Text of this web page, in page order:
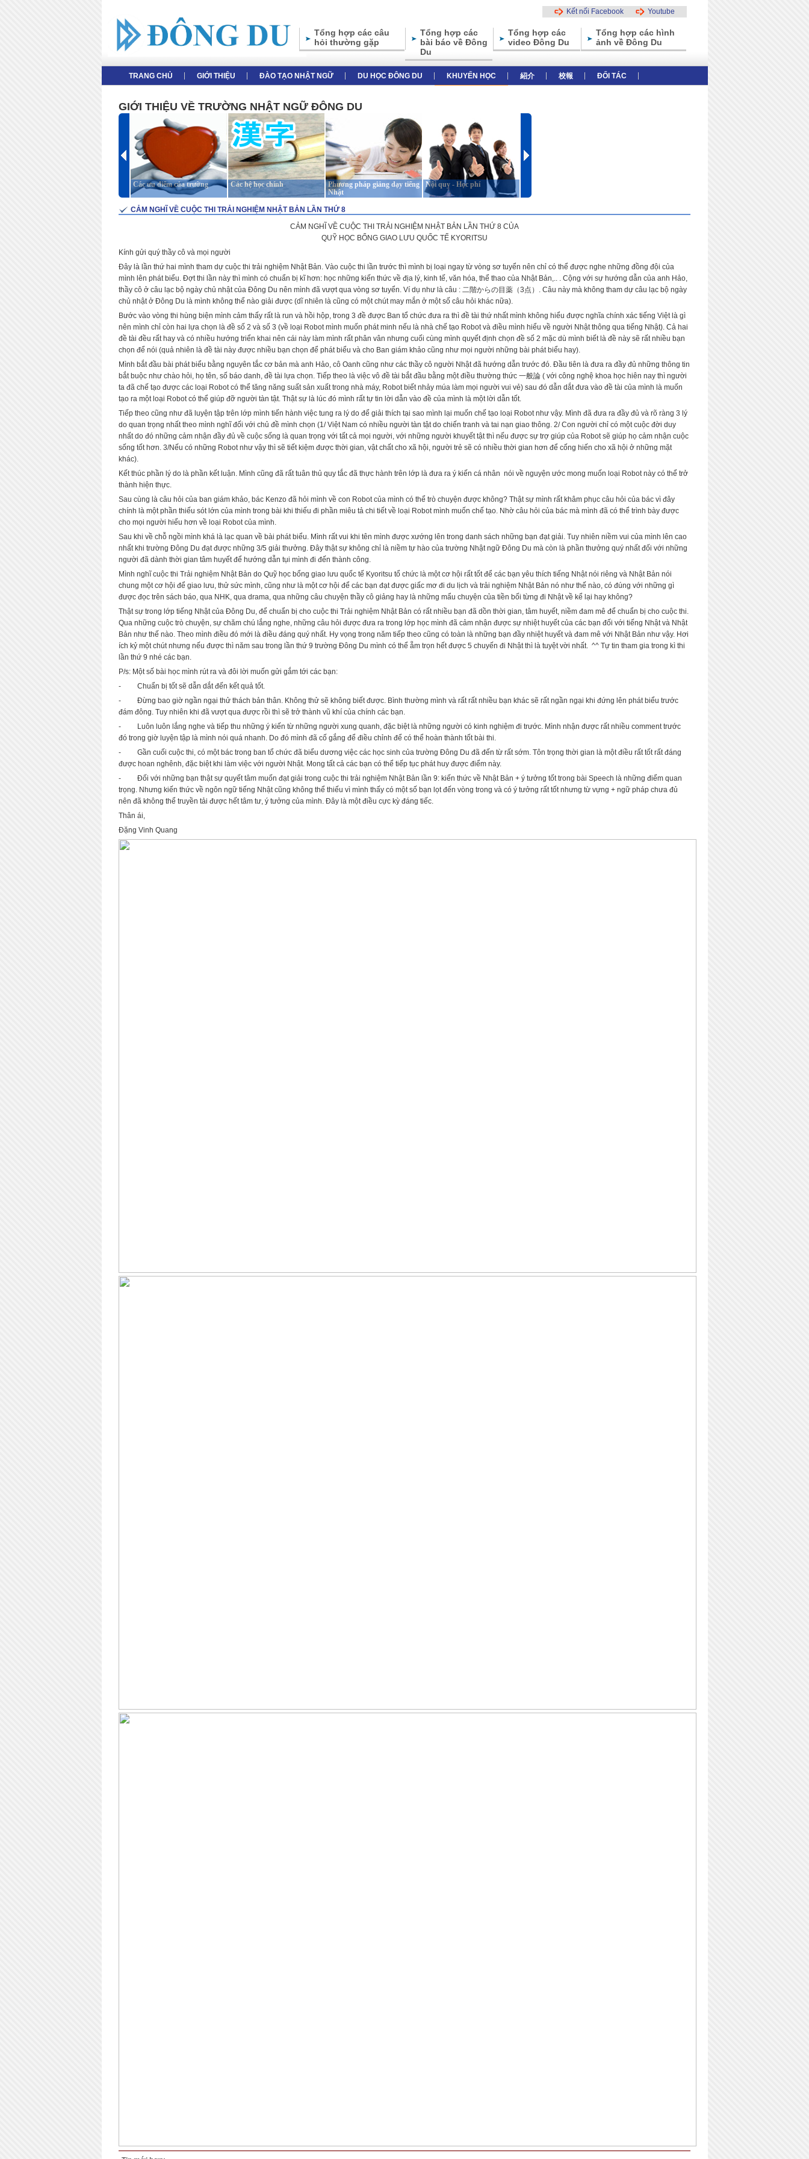
Kết nối Facebook Youtube
Tổng hợp các câu
hỏi thường gặp
Tổng hợp các
bài báo về Đông
Du
Tổng hợp các
video Đông Du
Tổng hợp các hình
ảnh về Đông Du
TRANG CHỦ GIỚI THIỆU ĐÀO TẠO NHẬT NGỮ DU HỌC ĐÔNG DU KHUYẾN HỌC 紹介 校報 ĐỐI TÁC
GIỚI THIỆU VỀ TRƯỜNG NHẬT NGỮ ĐÔNG DU
Các ưu điểm của trường Các hệ học chính
Phương pháp giảng dạy tiếng
Nhật
Nội quy - Học phí
CẢM NGHĨ VỀ CUỘC THI TRẢI NGHIỆM NHẬT BẢN LẦN THỨ 8
CẢM NGHĨ VỀ CUỘC THI TRẢI NGHIỆM NHẬT BẢN LẦN THỨ 8 CỦA
QUỸ HỌC BỔNG GIAO LƯU QUỐC TẾ KYORITSU
Kính gửi quý thầy cô và mọi người
Đây là lần thứ hai mình tham dự cuộc thi trải nghiệm Nhật Bản. Vào cuộc thi lần trước thì mình bị loại ngay từ vòng sơ tuyển nên chỉ có thể được nghe những đồng đội của
mình lên phát biểu. Đợt thi lần này thì mình có chuẩn bị kĩ hơn: học những kiến thức về địa lý, kinh tế, văn hóa, thể thao của Nhật Bản,.. . Cộng với sự hướng dẫn của anh Hảo,
thầy cô ở câu lạc bộ ngày chủ nhật của Đông Du nên mình đã vượt qua vòng sơ tuyển. Ví dụ như là câu : 二階からの目薬（3点）. Câu này mà không tham dự câu lạc bộ ngày
chủ nhật ở Đông Du là mình không thể nào giải được (dĩ nhiên là cũng có một chút may mắn ở một số câu hỏi khác nữa).
Bước vào vòng thi hùng biện mình cảm thấy rất là run và hồi hộp, trong 3 đề được Ban tổ chức đưa ra thì đề tài thứ nhất mình không hiểu được nghĩa chính xác tiếng Việt là gì
nên mình chỉ còn hai lựa chọn là đề số 2 và số 3 (về loại Robot mình muốn phát minh nếu là nhà chế tạo Robot và điều mình hiểu về người Nhật thông qua tiếng Nhật). Cả hai
đề tài đều rất hay và có nhiều hướng triển khai nên cái này làm mình rất phân vân nhưng cuối cùng mình quyết định chọn đề số 2 mặc dù mình biết là đề này sẽ rất nhiều bạn
chọn để nói (quả nhiên là đề tài này được nhiều bạn chọn để phát biểu và cho Ban giám khảo cũng như mọi người những bài phát biểu hay).
Mình bắt đầu bài phát biểu bằng nguyên tắc cơ bản mà anh Hảo, cô Oanh cũng như các thầy cô người Nhật đã hướng dẫn trước đó. Đầu tiên là đưa ra đầy đủ những thông tin
bắt buộc như chào hỏi, họ tên, số báo danh, đề tài lựa chọn. Tiếp theo là việc vô đề tài bắt đầu bằng một điều thường thức 一般論 ( với công nghệ khoa học hiên nay thì người
ta đã chế tạo được các loại Robot có thể tăng năng suất sản xuất trong nhà máy, Robot biết nhảy múa làm mọi người vui vẻ) sau đó dẫn dắt đưa vào đề tài của mình là muốn
tạo ra một loại Robot có thể giúp đỡ người tàn tật. Thật sự là lúc đó mình rất tự tin lời dẫn vào đề của mình là một lời dẫn tốt.
Tiếp theo cũng như đã luyện tập trên lớp mình tiến hành việc tung ra lý do để giải thích tại sao mình lại muốn chế tạo loại Robot như vậy. Mình đã đưa ra đầy đủ và rõ ràng 3 lý
do quan trọng nhất theo mình nghĩ đối với chủ đề mình chọn (1/ Việt Nam có nhiều người tàn tật do chiến tranh và tai nạn giao thông. 2/ Con người chỉ có một cuộc đời duy
nhất do đó những cảm nhận đầy đủ về cuộc sống là quan trọng với tất cả mọi người, với những người khuyết tật thì nếu được sự trợ giúp của Robot sẽ giúp họ cảm nhận cuộc
sống tốt hơn. 3/Nếu có những Robot như vậy thì sẽ tiết kiệm được thời gian, vật chất cho xã hội, người trẻ sẽ có nhiều thời gian hơn để cống hiến cho xã hội ở những mặt
khác).
Kết thúc phần lý do là phần kết luận. Mình cũng đã rất tuân thủ quy tắc đã thực hành trên lớp là đưa ra ý kiến cá nhân nói về nguyện ước mong muốn loại Robot này có thể trở
thành hiện thực.
Sau cùng là câu hỏi của ban giám khảo, bác Kenzo đã hỏi mình về con Robot của mình có thể trò chuyện được không? Thật sự mình rất khâm phục câu hỏi của bác vì đây
chính là một phần thiếu sót lớn của mình trong bài khi thiếu đi phần miêu tả chi tiết về loại Robot mình muốn chế tạo. Nhờ câu hỏi của bác mà mình đã có thể trình bày được
cho mọi người hiểu hơn về loại Robot của mình.
Sau khi về chỗ ngồi mình khá là lạc quan về bài phát biểu. Mình rất vui khi tên mình được xướng lên trong danh sách những bạn đạt giải. Tuy nhiên niềm vui của mình lên cao
nhất khi trường Đông Du đạt được những 3/5 giải thưởng. Đây thật sự không chỉ là niềm tự hào của trường Nhật ngữ Đông Du mà còn là phần thưởng quý nhất đối với những
người đã dành thời gian tâm huyết để hướng dẫn tụi mình đi đến thành công.
Mình nghĩ cuộc thi Trải nghiệm Nhật Bản do Quỹ học bổng giao lưu quốc tế Kyoritsu tổ chức là một cơ hội rất tốt để các bạn yêu thích tiếng Nhật nói riêng và Nhật Bản nói
chung một cơ hội để giao lưu, thử sức mình, cũng như là một cơ hội để các bạn đạt được giấc mơ đi du lịch và trải nghiệm Nhật Bản nó như thế nào, có đúng với những gì
được đọc trên sách báo, qua NHK, qua drama, qua những câu chuyện thầy cô giảng hay là những mẩu chuyện của tiền bối từng đi Nhật về kể lại hay không?
Thật sự trong lớp tiếng Nhật của Đông Du, để chuẩn bị cho cuộc thi Trải nghiệm Nhật Bản có rất nhiều bạn đã dồn thời gian, tâm huyết, niềm đam mê để chuẩn bị cho cuộc thi.
Qua những cuộc trò chuyện, sự chăm chú lắng nghe, những câu hỏi được đưa ra trong lớp học mình đã cảm nhận được sự nhiệt huyết của các bạn đối với tiếng Nhật và Nhật
Bản như thế nào. Theo mình điều đó mới là điều đáng quý nhất. Hy vọng trong năm tiếp theo cũng có toàn là những bạn đầy nhiệt huyết và đam mê với Nhật Bản như vậy. Hơi
ích kỷ một chút nhưng nếu được thì năm sau trong lần thứ 9 trường Đông Du mình có thể ẵm trọn hết được 5 chuyến đi Nhật thì là tuyệt vời nhất. ^^ Tự tin tham gia trong kì thi
lần thứ 9 nhé các bạn.
P/s: Một số bài học mình rút ra và đôi lời muốn gửi gắm tới các bạn:
- Chuẩn bị tốt sẽ dẫn dắt đến kết quả tốt.
- Đừng bao giờ ngần ngại thử thách bản thân. Không thử sẽ không biết được. Bình thường mình và rất rất nhiều bạn khác sẽ rất ngần ngại khi đứng lên phát biểu trước
đám đông. Tuy nhiên khi đã vượt qua được rồi thì sẽ trở thành vũ khí của chính các bạn.
- Luôn luôn lắng nghe và tiếp thu những ý kiến từ những người xung quanh, đặc biệt là những người có kinh nghiệm đi trước. Mình nhận được rất nhiều comment trước
đó trong giờ luyện tập là mình nói quá nhanh. Do đó mình đã cố gắng để điều chỉnh để có thể hoàn thành tốt bài thi.
- Gần cuối cuộc thi, có một bác trong ban tổ chức đã biểu dương việc các học sinh của trường Đông Du đã đến từ rất sớm. Tôn trọng thời gian là một điều rất tốt rất đáng
được hoan nghênh, đặc biệt khi làm việc với người Nhật. Mong tất cả các bạn có thể tiếp tục phát huy được điểm này.
- Đối với những bạn thật sự quyết tâm muốn đạt giải trong cuộc thi trải nghiệm Nhật Bản lần 9: kiến thức về Nhật Bản + ý tưởng tốt trong bài Speech là những điểm quan
trọng. Nhưng kiến thức về ngôn ngữ tiếng Nhật cũng không thể thiếu vì mình thấy có một số bạn lọt đến vòng trong và có ý tưởng rất tốt nhưng từ vựng + ngữ pháp chưa đủ
nên đã không thể truyền tải được hết tâm tư, ý tưởng của mình. Đây là một điều cực kỳ đáng tiếc.
Thân ái,
Đặng Vinh Quang